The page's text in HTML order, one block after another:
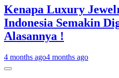
Kenapa Luxury
Indonesia Semakin
Alasannya !
4 months ago4 months ago